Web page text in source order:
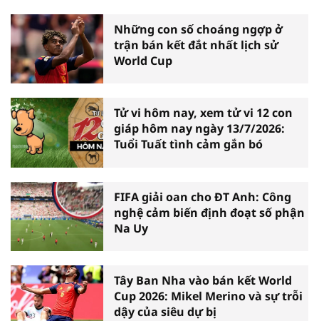
Những con số choáng ngợp ở
trận bán kết đắt nhất lịch sử
World Cup
Tử vi hôm nay, xem tử vi 12 con
giáp hôm nay ngày 13/7/2026:
Tuổi Tuất tình cảm gắn bó
FIFA giải oan cho ĐT Anh: Công
nghệ cảm biến định đoạt số phận
Na Uy
Tây Ban Nha vào bán kết World
Cup 2026: Mikel Merino và sự trỗi
dậy của siêu dự bị